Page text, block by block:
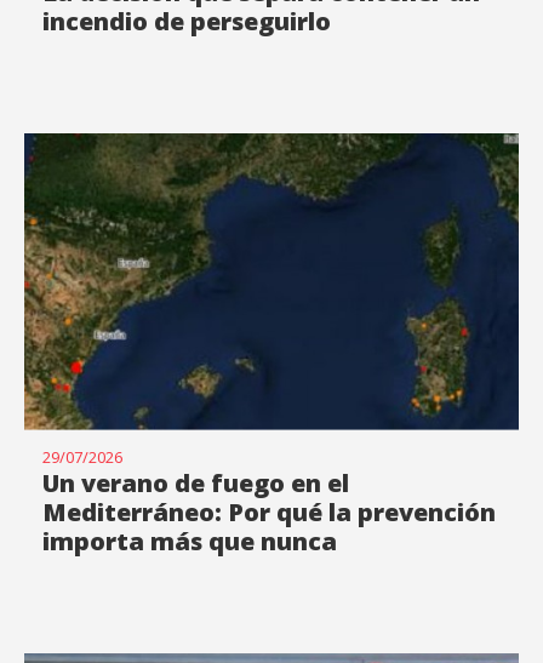
incendio de perseguirlo
29/07/2026
Un verano de fuego en el
Mediterráneo: Por qué la prevención
importa más que nunca